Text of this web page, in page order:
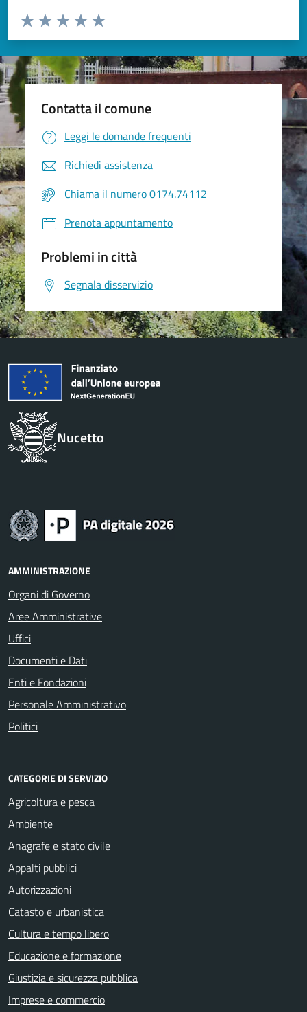
Valuta da 1 a 5 stelle la pagina
Valuta 5 stelle su 5
Valuta 4 stelle su 5
Valuta 3 stelle su 5
Valuta 2 stelle su 5
Valuta 1 stelle su 5
Contatta il comune
Leggi le domande frequenti
Richiedi assistenza
Chiama il numero 0174.74112
Prenota appuntamento
Problemi in città
Segnala disservizio
Nucetto
AMMINISTRAZIONE
Organi di Governo
Aree Amministrative
Uffici
Documenti e Dati
Enti e Fondazioni
Personale Amministrativo
Politici
CATEGORIE DI SERVIZIO
Agricoltura e pesca
Ambiente
Anagrafe e stato civile
Appalti pubblici
Autorizzazioni
Catasto e urbanistica
Cultura e tempo libero
Educazione e formazione
Giustizia e sicurezza pubblica
Imprese e commercio